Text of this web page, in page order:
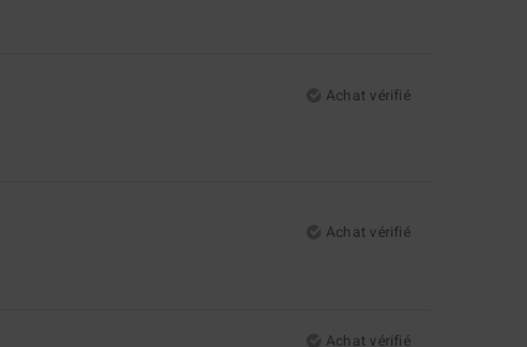
Achat vérifié
Achat vérifié
Achat vérifié